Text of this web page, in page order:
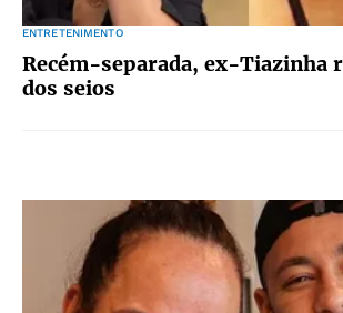
ENTRETENIMENTO
Recém-separada, ex-Tiazinha
dos seios